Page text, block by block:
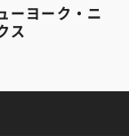
ーヨーク・ニ
ス